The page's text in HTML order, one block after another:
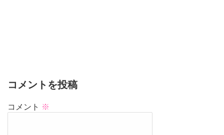
コメントを投稿
コメント ※